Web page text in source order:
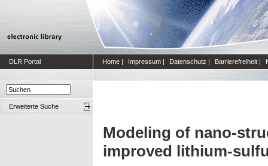
DLR Portal Home | Impressum | Datenschutz | Barrierefreiheit |
Erweiterte Suche
Modeling of nano-
improved lithium-